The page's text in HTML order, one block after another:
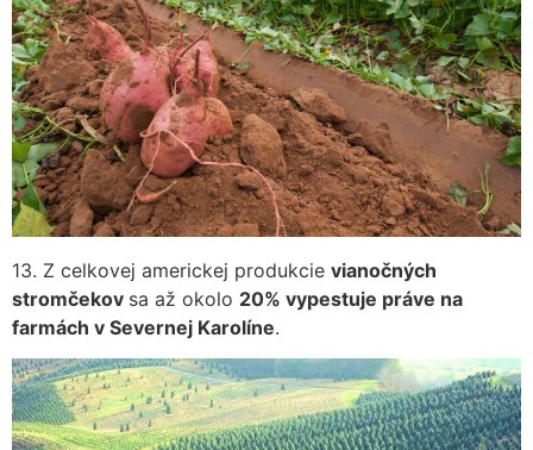
13. Z celkovej americkej produkcie vianočných
stromčekov sa až okolo 20% vypestuje práve na
farmách v Severnej Karolíne.